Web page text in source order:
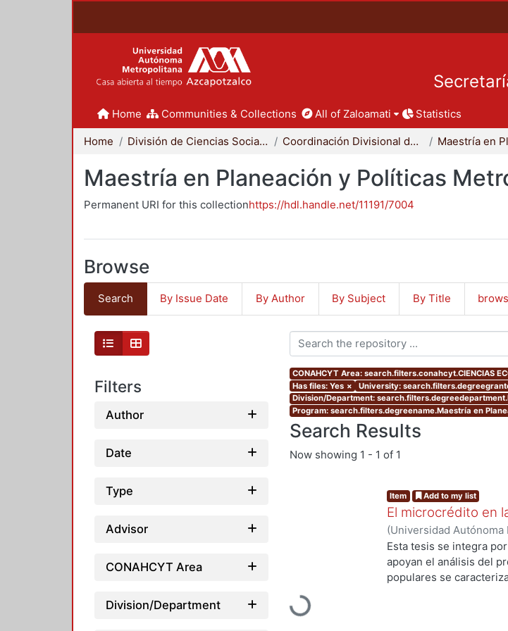
Home Communities & Collections All of Zaloamati Statistics
Home División de Ciencias Sociales y Humanidades Coordinación Divisional de Posgrado
Maestría en Planeación y Políticas
Permanent URI for this collectionhttps://hdl.handle.net/11191/7004
Browse
Search By Issue Date By Author By Subject By Title
Filters
Author
Date
Type
Advisor
CONAHCYT Area
Division/Department
CONAHCYT Area: search.filters.conahcyt.CIENCIAS
Has files: Yes × University:
Division/Department:
Program: search.filters.degreename.Maestría en
Search Results
Now showing 1 - 1 of 1
Loading...
Item Add to my list
El microcrédito en
(Universidad
de Servicios de
Esta tesis se integra
apoyan el análisis del
populares se